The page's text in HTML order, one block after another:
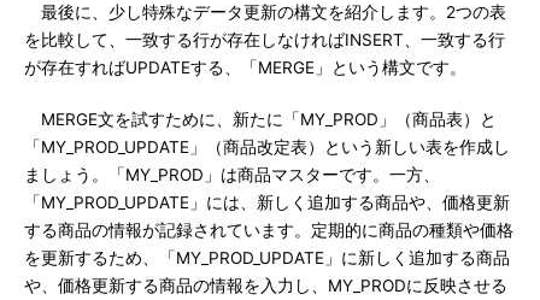
最後に、少し特殊なデータ更新の構文を紹介します。2つの表
を比較して、一致する行が存在しなければINSERT、一致する行
が存在すればUPDATEする、「MERGE」という構文です。
MERGE文を試すために、新たに「MY_PROD」（商品表）と
「MY_PROD_UPDATE」（商品改定表）という新しい表を作成し
ましょう。「MY_PROD」は商品マスターです。一方、
「MY_PROD_UPDATE」には、新しく追加する商品や、価格更新
する商品の情報が記録されています。定期的に商品の種類や価格
を更新するため、「MY_PROD_UPDATE」に新しく追加する商品
や、価格更新する商品の情報を入力し、MY_PRODに反映させる